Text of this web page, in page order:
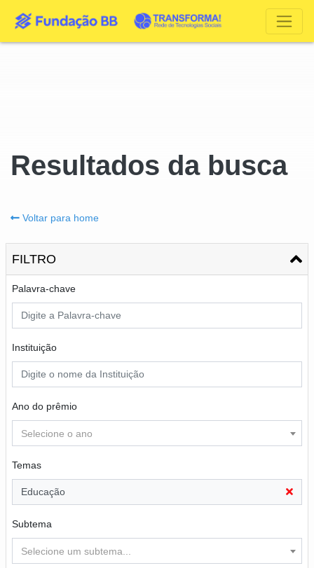
Resultados da busca
Voltar para home
FILTRO
Palavra-chave
Instituição
Ano do prêmio
Selecione o ano
Temas
Educação
Subtema
Selecione um subtema...